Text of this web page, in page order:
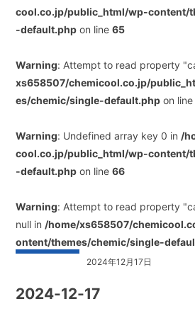
cool.co.jp/public_html/wp-content/
-default.php on line65
Warning: Attempt to read property
xs658507/chemicool.co.jp/
es/chemic/single-default.php on
Warning: Undefined array key 0 in /
cool.co.jp/public_html/wp-content/
-default.php on line66
Warning: Attempt to read property
null in /home/xs658507/
ontent/themes/chemic/single-
2024年12月17日
2024-12-17